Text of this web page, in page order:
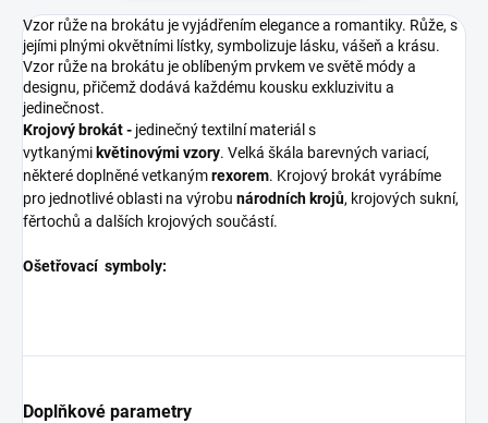
Vzor růže na brokátu je vyjádřením elegance a romantiky. Růže, s
jejími plnými okvětními lístky, symbolizuje lásku, vášeň a krásu.
Vzor růže na brokátu je oblíbeným prvkem ve světě módy a
designu, přičemž dodává každému kousku exkluzivitu a
jedinečnost.
Krojový brokát - jedinečný textilní materiál s
vytkanými květinovými vzory. Velká škála barevných variací,
některé doplněné vetkanýmrexorem. Krojový brokát vyrábíme
pro jednotlivé oblasti na výrobu národních krojů, krojových sukní,
fěrtochů a dalších krojových součástí.
Ošetřovací symboly:
Doplňkové parametry